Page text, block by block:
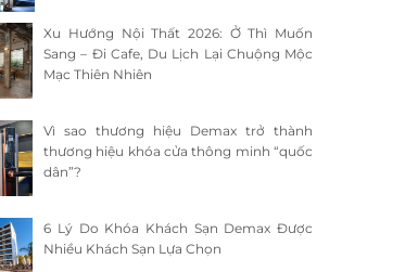
Xu Hướng Nội Thất 2026: Ở Thì Muốn
Sang – Đi Cafe, Du Lịch Lại Chuộng Mộc
Mạc Thiên Nhiên
Vì sao thương hiệu Demax trở thành
thương hiệu khóa cửa thông minh “quốc
dân”?
6 Lý Do Khóa Khách Sạn Demax Được
Nhiều Khách Sạn Lựa Chọn